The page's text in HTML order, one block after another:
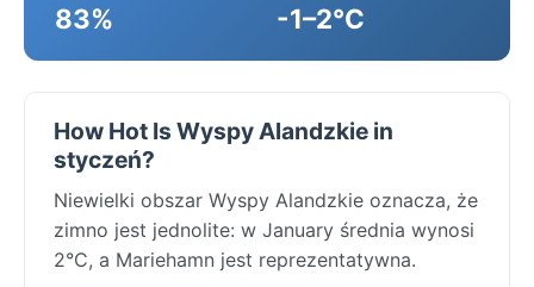
83% -1–2°C
How Hot Is Wyspy Alandzkie in
styczeń?
Niewielki obszar Wyspy Alandzkie oznacza, że
zimno jest jednolite: w January średnia wynosi
2°C, a Mariehamn jest reprezentatywna.